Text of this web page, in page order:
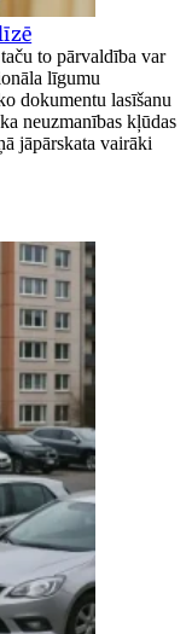
to pārvaldība var
līgumu
dokumentu lasīšanu
neuzmanības kļūdas
jāpārskata vairāki